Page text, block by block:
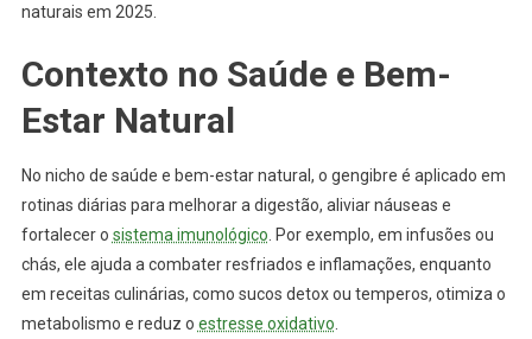
naturais em 2025.
Contexto no Saúde e Bem-
Estar Natural
No nicho de saúde e bem-estar natural, o gengibre é aplicado em
rotinas diárias para melhorar a digestão, aliviar náuseas e
fortalecer o sistema imunológico . Por exemplo, em infusões ou
chás, ele ajuda a combater resfriados e inflamações, enquanto
em receitas culinárias, como sucos detox ou temperos, otimiza o
metabolismo e reduz o estresse oxidativo